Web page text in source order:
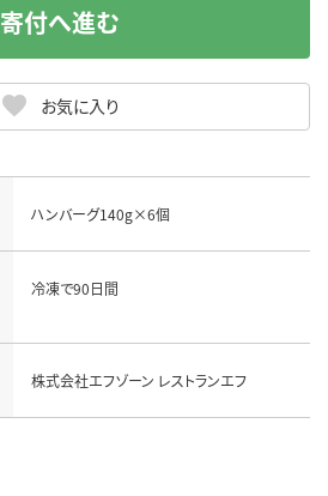
お気に入り
寄付へ進む
ハンバーグ140g×6個
冷凍で90日間
株式会社エフゾーン レストランエフ